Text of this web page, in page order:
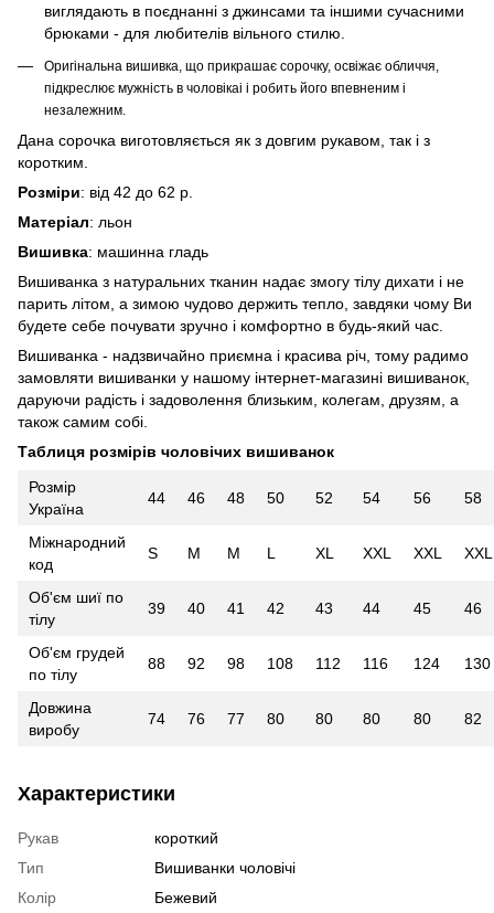
виглядають в поєднанні з джинсами та іншими сучасними
брюками - для любителів вільного стилю.
Оригінальна вишивка, що прикрашає сорочку, освіжає обличчя,
підкреслює мужність в чоловікаі і робить його впевненим і
незалежним.
Дана сорочка виготовляється як з довгим рукавом, так і з
коротким.
Розміри: від 42 до 62 р.
Матеріал: льон
Вишивка: машинна гладь
Вишиванка з натуральних тканин надає змогу тілу дихати і не
парить літом, а зимою чудово держить тепло, завдяки чому Ви
будете себе почувати зручно і комфортно в будь-який час.
Вишиванка - надзвичайно приємна і красива річ, тому радимо
замовляти вишиванки у нашому інтернет-магазині вишиванок,
даруючи радість і задоволення близьким, колегам, друзям, а
також самим собі.
Таблиця розмірів чоловічих вишиванок
Розмір
Україна
44 46 48 50 52 54 56 58
Міжнародний
код
S M M L XL XXL XXL XXL
Об'єм шиї по
тілу
39 40 41 42 43 44 45 46
Об'єм грудей
по тілу
88 92 98 108 112 116 124 130
Довжина
виробу
74 76 77 80 80 80 80 82
Характеристики
Рукав
короткий
Тип
Вишиванки чоловічі
Колір
Бежевий